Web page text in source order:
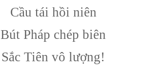
Cầu tái hồi niên
Bút Pháp chép biên
Sắc Tiên vô lượng!